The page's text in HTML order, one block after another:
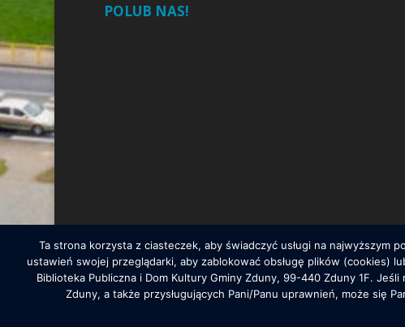
POLUB NAS!
Biblioteka Publiczna i Dom Kultury Gminy Zduny, 99-440
Gmina Zduny @2020. Polityka prywatności, RODO oraz
Ta strona korzysta z ciasteczek, aby świadczyć usługi na najwyższym
ustawień swojej przeglądarki, aby zablokować obsługę plików (cookies)
Biblioteka Publiczna i Dom Kultury Gminy Zduny, 99-440 Zduny 1F.
Zduny, a także przysługujących Pani/Panu uprawnień, może się